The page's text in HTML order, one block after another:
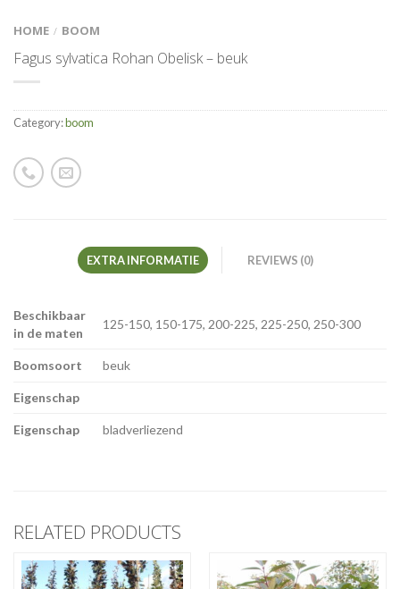
HOME / BOOM
Fagus sylvatica Rohan Obelisk – beuk
Category:boom
EXTRA INFORMATIE REVIEWS (0)
Beschikbaar
in de maten
125-150, 150-175, 200-225, 225-250, 250-300
Boomsoort beuk
Eigenschap
Eigenschap bladverliezend
RELATED PRODUCTS